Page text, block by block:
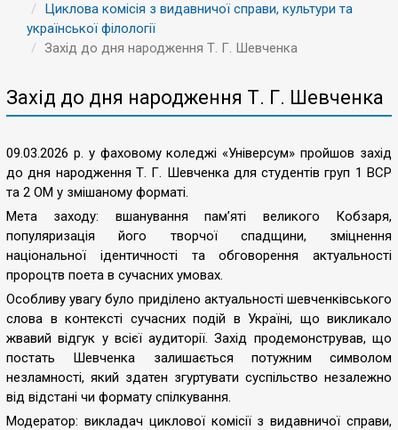
Циклова комісія з видавничої справи, культури та
української філології
Захід до дня народження Т. Г. Шевченка
Захід до дня народження Т. Г. Шевченка
09.03.2026 р. у фаховому коледжі «Універсум» пройшов захід
до дня народження Т. Г. Шевченка для студентів груп 1 ВСР
та 2 ОМ у змішаному форматі.
Мета заходу: вшанування пам’яті великого Кобзаря,
популяризація його творчої спадщини, зміцнення
національної ідентичності та обговорення актуальності
пророцтв поета в сучасних умовах.
Особливу увагу було приділено актуальності шевченківського
слова в контексті сучасних подій в Україні, що викликало
жвавий відгук у всієї аудиторії. Захід продемонстрував, що
постать Шевченка залишається потужним символом
незламності, який здатен згуртувати суспільство незалежно
від відстані чи формату спілкування.
Модератор: викладач циклової комісії з видавничої справи,